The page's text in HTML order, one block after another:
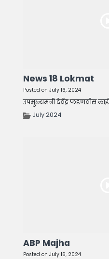
News 18 Lokmat
Posted on July 16, 2024
उपमुख्यमंत्री देवेंद्र फडणवीस
July 2024
ABP Majha
Posted on July 16, 2024